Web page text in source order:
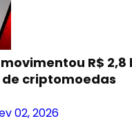
R$ 2,8
criptomoedas
02, 2026